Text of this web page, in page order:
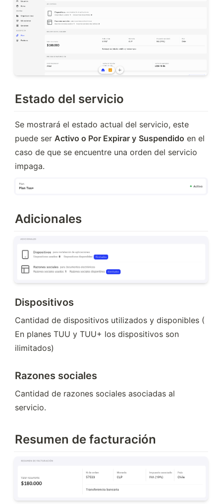
Estado del servicio
Se mostrará el estado actual del servicio, este
puede ser Activo o Por Expirar y Suspendido en el
caso de que se encuentre una orden del servicio
impaga.
Adicionales
Dispositivos
Cantidad de dispositivos utilizados y disponibles (
En planes TUU y TUU+ los dispositivos son
ilimitados)
Razones sociales
Cantidad de razones sociales asociadas al
servicio.
Resumen de facturación